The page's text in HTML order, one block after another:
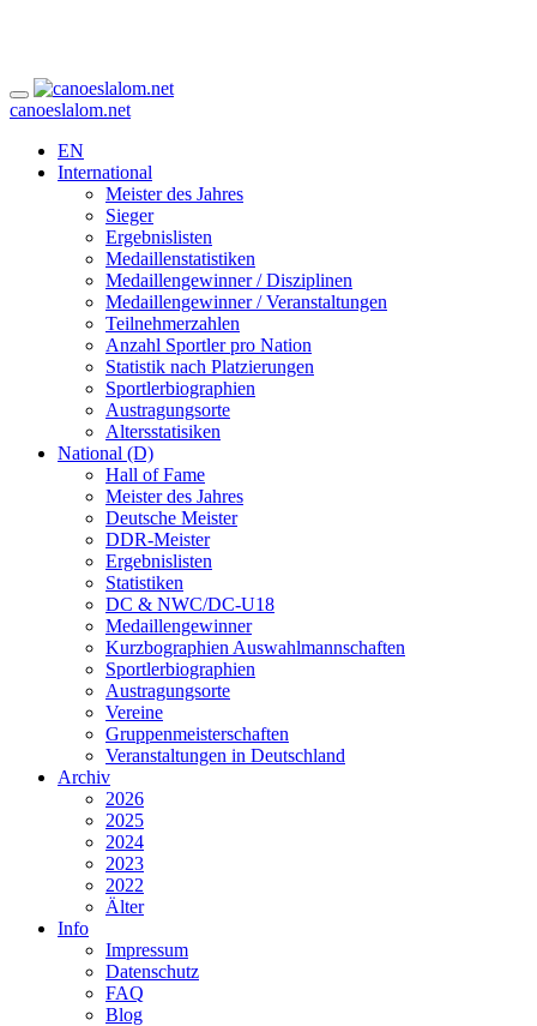
canoeslalom.net
EN
International
Meister des Jahres
Sieger
Ergebnislisten
Medaillenstatistiken
Medaillengewinner / Disziplinen
Medaillengewinner / Veranstaltungen
Teilnehmerzahlen
Anzahl Sportler pro Nation
Statistik nach Platzierungen
Sportlerbiographien
Austragungsorte
Altersstatisiken
National (D)
Hall of Fame
Meister des Jahres
Deutsche Meister
DDR-Meister
Ergebnislisten
Statistiken
DC & NWC/DC-U18
Medaillengewinner
Kurzbographien Auswahlmannschaften
Sportlerbiographien
Austragungsorte
Vereine
Gruppenmeisterschaften
Veranstaltungen in Deutschland
Archiv
2026
2025
2024
2023
2022
Älter
Info
Impressum
Datenschutz
FAQ
Blog